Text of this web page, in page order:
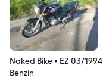
Naked Bike• EZ 03/1994
Benzin